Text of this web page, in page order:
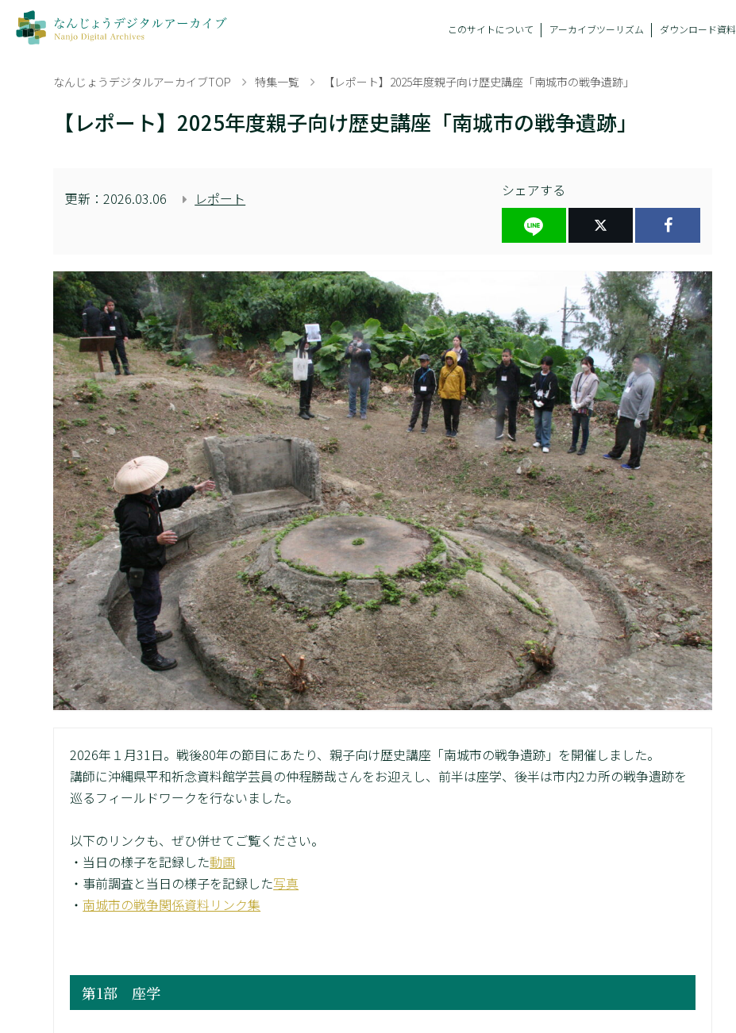
このサイトについて アーカイブツーリズム ダウンロード資料
なんじょうデジタルアーカイブTOP 特集一覧 【レポート】2025年度親子向け歴史講座「南城市の戦争遺跡」
【レポート】2025年度親子向け歴史講座「南城市の戦争遺跡」
更新：2026.03.06 レポート シェアする
2026年１月31日。戦後80年の節目にあたり、親子向け歴史講座「南城市の戦争遺跡」を開催しました。
講師に沖縄県平和祈念資料館学芸員の仲程勝哉さんをお迎えし、前半は座学、後半は市内2カ所の戦争遺跡を
巡るフィールドワークを行ないました。
以下のリンクも、ぜひ併せてご覧ください。
・当日の様子を記録した動画
・事前調査と当日の様子を記録した写真
・南城市の戦争関係資料リンク集
第1部 座学